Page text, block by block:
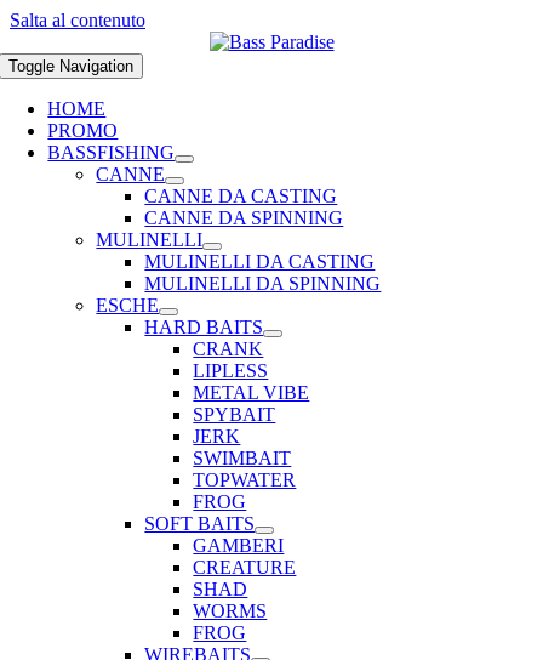
Salta al contenuto
Toggle Navigation
HOME
PROMO
BASSFISHING
CANNE
CANNE DA CASTING
CANNE DA SPINNING
MULINELLI
MULINELLI DA CASTING
MULINELLI DA SPINNING
ESCHE
HARD BAITS
CRANK
LIPLESS
METAL VIBE
SPYBAIT
JERK
SWIMBAIT
TOPWATER
FROG
SOFT BAITS
GAMBERI
CREATURE
SHAD
WORMS
FROG
WIREBAITS